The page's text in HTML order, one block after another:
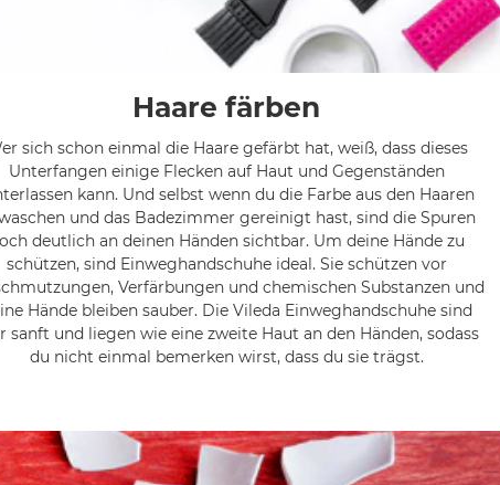
Haare färben
sich schon einmal die Haare gefärbt hat, weiß, dass dieses
Unterfangen einige Flecken auf Haut und Gegenständen
kann. Und selbst wenn du die Farbe aus den Haaren
und das Badezimmer gereinigt hast, sind die Spuren
deutlich an deinen Händen sichtbar. Um deine Hände zu
schützen, sind Einweghandschuhe ideal. Sie schützen vor
Verfärbungen und chemischen Substanzen und
Hände bleiben sauber. Die Vileda Einweghandschuhe sind
sanft und liegen wie eine zweite Haut an den Händen, sodass
du nicht einmal bemerken wirst, dass du sie trägst.